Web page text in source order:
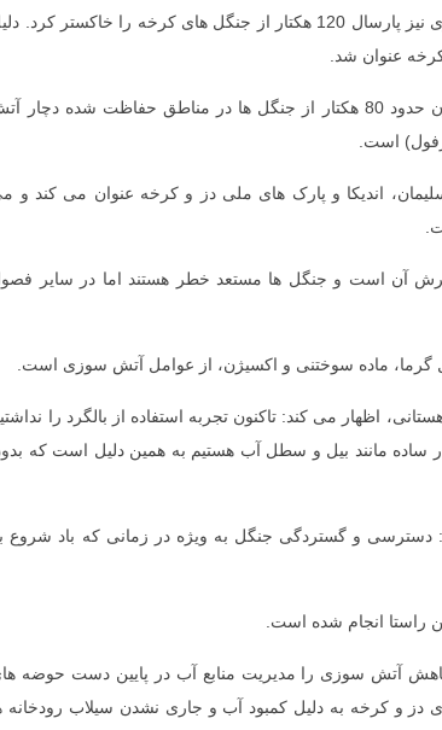
'زاویه' در دزفول زمستان پارسال سوخت. بیش از 10 مورد آتش سوزی نیز پارسال 120 هکتار از جنگل های کرخه را خاکستر کرد.
عنوان شد.
فرمانده یگان حفاظت محیط زیست خوزستان می گوید: امسال تاکنون حدود 80 هکتار از جنگل ها در مناطق حفاظت شده دچار
اندیکا و پارک های ملی دز و کرخه عنوان می کند و
آن است و جنگل ها مستعد خطر هستند اما در سایر
ماده سوختنی و اکسیژن، از عوامل آتش سوزی است.
اظهار می کند: تاکنون تجربه استفاده از بالگرد را
ساده مانند بیل و سطل آب هستیم به همین دلیل است که
دسترسی و گستردگی جنگل به ویژه در زمانی که باد شروع
آتش سوزی را مدیریت منابع آب در پایین دست حوضه
دز و کرخه به دلیل کمبود آب و جاری نشدن سیلاب رودخانه